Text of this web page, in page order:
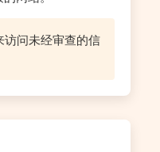
问未经审查的信